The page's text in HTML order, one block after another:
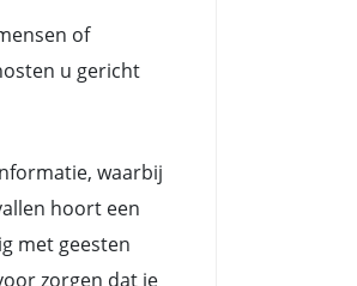
of
u gericht
waarbij
hoort een
met geesten
zorgen dat je